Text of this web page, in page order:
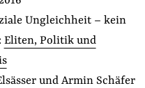
Ungleichheit – kein
Eliten, Politik und
und Armin Schäfer